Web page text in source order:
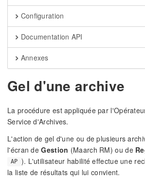
Configuration
Documentation API
Annexes
Gel d'une archive
La procédure est appliquée par
Service d'Archives.
L'action de gel d'une ou de plusieurs
l'écran deGestion (Maarch RM) ou de
AP ). L'utilisateur habilité effectue une
la liste de résultats qui lui convient.